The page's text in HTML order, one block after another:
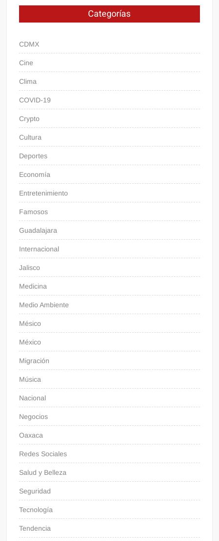
Categorías
CDMX
Cine
Clima
COVID-19
Crypto
Cultura
Deportes
Economía
Entretenimiento
Famosos
Guadalajara
Internacional
Jalisco
Medicina
Medio Ambiente
Mésico
México
Migración
Música
Nacional
Negocios
Oaxaca
Redes Sociales
Salud y Belleza
Seguridad
Tecnología
Tendencia